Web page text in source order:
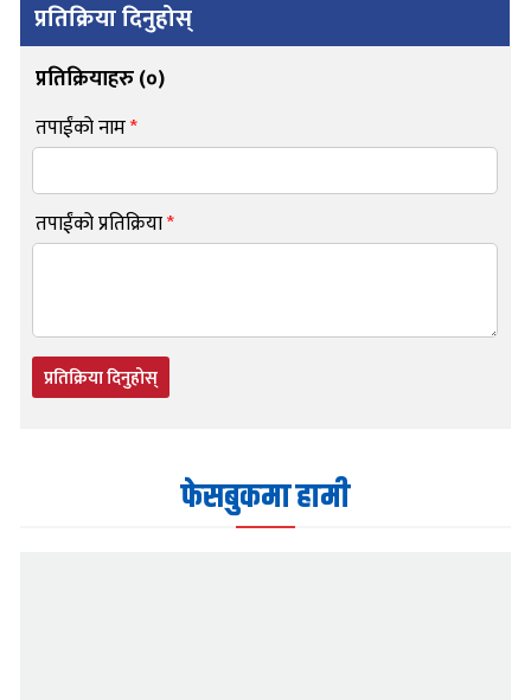
प्रतिक्रिया दिनुहोस्
प्रतिक्रियाहरु (०)
तपाईंको नाम*
तपाईंको प्रतिक्रिया*
प्रतिक्रिया दिनुहोस्
फेसबुकमा हामी